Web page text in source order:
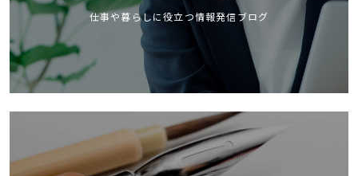
仕事や暮らしに役立つ情報発信ブログ